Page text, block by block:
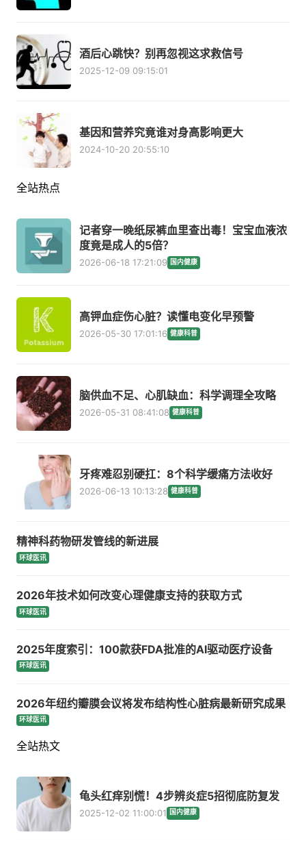
酒后心跳快？别再忽视这求救信号
2025-12-09 09:15:01
基因和营养究竟谁对身高影响更大
2024-10-20 20:55:10
全站热点
记者穿一晚纸尿裤血里查出毒！宝宝血液浓
度竟是成人的5倍？
2026-06-18 17:21:09 国内健康
高钾血症伤心脏？读懂电变化早预警
2026-05-30 17:01:16 健康科普
脑供血不足、心肌缺血：科学调理全攻略
2026-05-31 08:41:08 健康科普
牙疼难忍别硬扛：8个科学缓痛方法收好
2026-06-13 10:13:28 健康科普
精神科药物研发管线的新进展
环球医讯
2026年技术如何改变心理健康支持的获取方式
环球医讯
2025年度索引：100款获FDA批准的AI驱动医疗设备
环球医讯
2026年纽约瓣膜会议将发布结构性心脏病最新研究成果
环球医讯
全站热文
龟头红痒别慌！4步辨炎症5招彻底防复发
2025-12-02 11:00:01 国内健康